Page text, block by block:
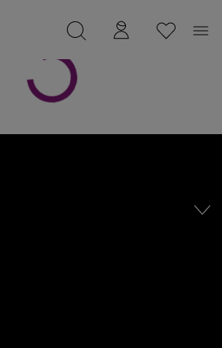
Garage gespeichert.